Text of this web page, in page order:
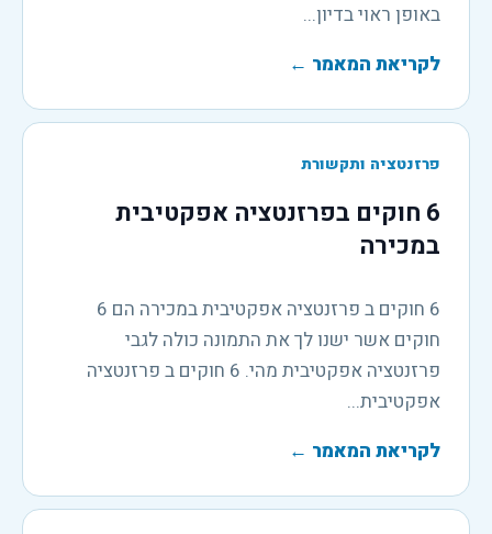
באופן ראוי בדיון...
לקריאת המאמר ←
פרזנטציה ותקשורת
6 חוקים בפרזנטציה אפקטיבית
במכירה
6 חוקים ב פרזנטציה אפקטיבית במכירה הם 6
חוקים אשר ישנו לך את התמונה כולה לגבי
פרזנטציה אפקטיבית מהי. 6 חוקים ב פרזנטציה
אפקטיבית...
לקריאת המאמר ←